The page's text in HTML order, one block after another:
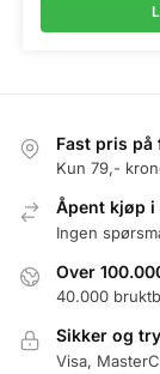
Fast pris på
Kun 79,-
Åpent kjøp i
Ingen
Over
40.000
Sikker og
Visa,